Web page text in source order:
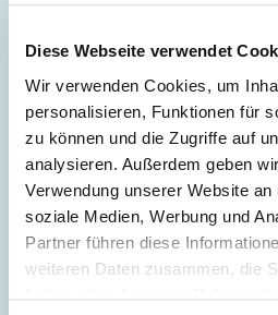
Diese Webseite verwendet
Wir verwenden Cookies, um
personalisieren, Funktionen für
zu können und die Zugriffe auf
analysieren. Außerdem geben
Verwendung unserer Website
soziale Medien, Werbung und
Partner führen diese
weiteren Daten zusammen, die
Login
E-Mail
Passwort